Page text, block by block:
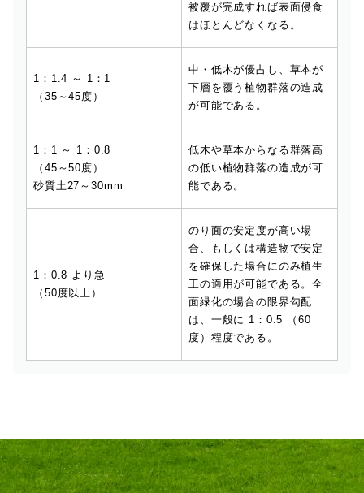
被覆が完成すれば表面侵食
はほとんどなくなる。
1：1.4 ～ 1：1
（35～45度）
中・低木が優占し、草本が
下層を覆う植物群落の造成
が可能である。
1：1 ～ 1：0.8
（45～50度）
砂質土27～30mm
低木や草本からなる群落高
の低い植物群落の造成が可
能である。
1：0.8 より急
（50度以上）
のり面の安定度が高い場
合、もしくは構造物で安定
を確保した場合にのみ植生
工の適用が可能である。全
面緑化の場合の限界勾配
は、一般に 1：0.5 （60
度）程度である。